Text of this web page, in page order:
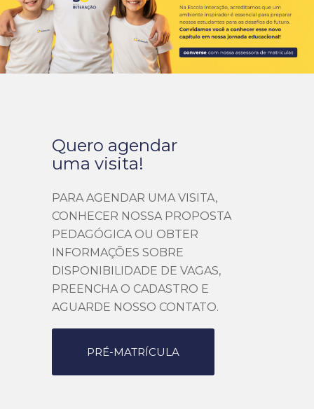
Quero agendar
uma visita!
PARA AGENDAR UMA VISITA,
CONHECER NOSSA PROPOSTA
PEDAGÓGICA OU OBTER
INFORMAÇÕES SOBRE
DISPONIBILIDADE DE VAGAS,
PREENCHA O CADASTRO E
AGUARDE NOSSO CONTATO.
PRÉ-MATRÍCULA